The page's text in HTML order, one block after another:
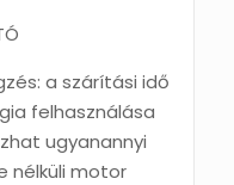
a szárítási idő
felhasználása
ugyanannyi
nélküli motor